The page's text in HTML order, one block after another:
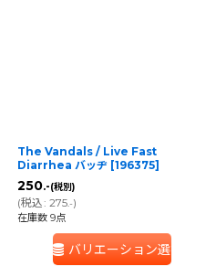
The Vandals / Live Fast
Diarrhea バッヂ [196375]
250.-(税別)
(税込: 275.-)
在庫数 9点
バリエーション選択